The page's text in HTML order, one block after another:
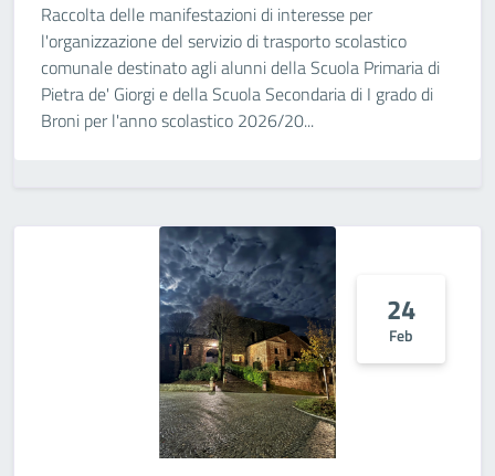
Raccolta delle manifestazioni di interesse per
l'organizzazione del servizio di trasporto scolastico
comunale destinato agli alunni della Scuola Primaria di
Pietra de' Giorgi e della Scuola Secondaria di I grado di
Broni per l'anno scolastico 2026/20...
24
Feb